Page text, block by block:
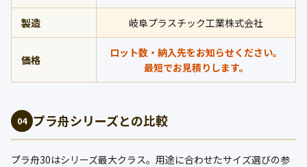
製造 岐阜プラスチック工業株式会社
価格
ロット数・納入先をお知らせください。
最短でお見積りします。
04 プラ舟シリーズとの比較
プラ舟30はシリーズ最大クラス。用途に合わせたサイズ選びの参